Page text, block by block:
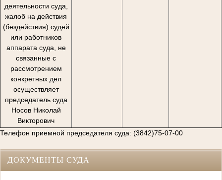
деятельности суда,
жалоб на действия
(бездействия) судей
или работников
аппарата суда, не
связанные с
рассмотрением
конкретных дел
осуществляет
председатель суда
Носов Николай
Викторович
Телефон приемной председателя суда: (3842)75-07-00
ДОКУМЕНТЫ СУДА